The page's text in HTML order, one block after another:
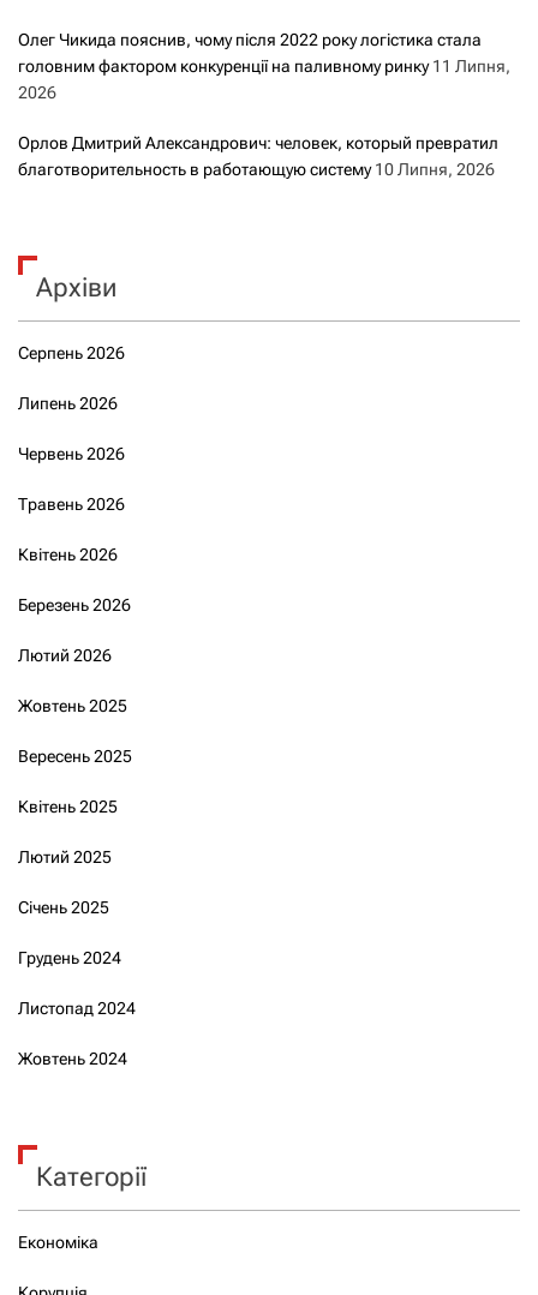
Олег Чикида пояснив, чому після 2022 року логістика стала
головним фактором конкуренції на паливному ринку 11 Липня,
2026
Орлов Дмитрий Александрович: человек, который превратил
благотворительность в работающую систему 10 Липня, 2026
Архіви
Серпень 2026
Липень 2026
Червень 2026
Травень 2026
Квітень 2026
Березень 2026
Лютий 2026
Жовтень 2025
Вересень 2025
Квітень 2025
Лютий 2025
Січень 2025
Грудень 2024
Листопад 2024
Жовтень 2024
Категорії
Економіка